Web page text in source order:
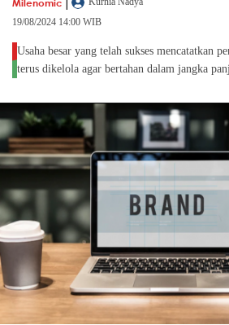
19/08/2024 14:00 WIB
Usaha besar yang telah sukses mencatatkan
terus dikelola agar bertahan dalam jangka